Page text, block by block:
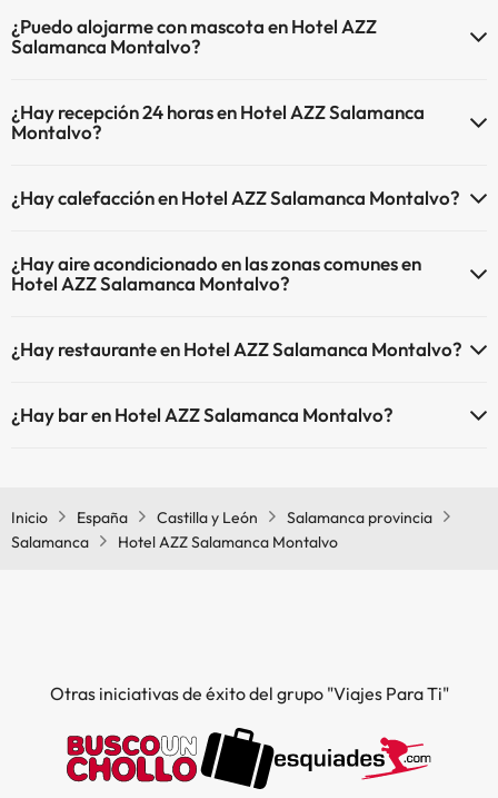
¿Puedo alojarme con mascota en Hotel AZZ
Salamanca Montalvo?
¿Hay recepción 24 horas en Hotel AZZ Salamanca
Montalvo?
¿Hay calefacción en Hotel AZZ Salamanca Montalvo?
comunes.
¿Hay aire acondicionado en las zonas comunes en
Hotel AZZ Salamanca Montalvo?
zonas comunes.
¿Hay restaurante en Hotel AZZ Salamanca Montalvo?
¿Hay bar en Hotel AZZ Salamanca Montalvo?
Inicio España Castilla y León
Salamanca provincia
Salamanca
Hotel AZZ Salamanca Montalvo
Otras iniciativas de éxito del grupo "Viajes Para Ti"